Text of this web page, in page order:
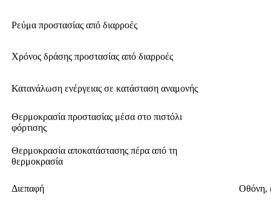
Ρεύμα προστασίας από διαρροές
Χρόνος δράσης προστασίας από διαρροές
Κατανάλωση ενέργειας σε κατάσταση αναμονής
Θερμοκρασία προστασίας μέσα στο πιστόλι
φόρτισης
Θερμοκρασία αποκατάστασης πέρα ​​από τη
θερμοκρασία
Διεπαφή Οθόνη,